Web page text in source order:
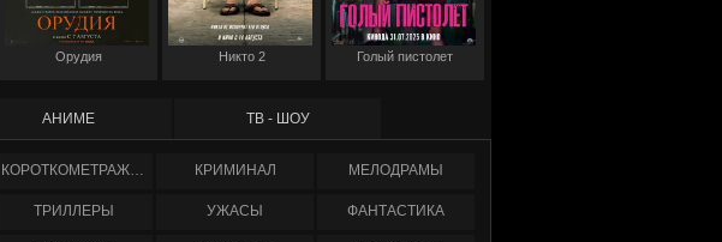
Орудия Никто 2 Голый пистолет
АНИМЕ ТВ - ШОУ
КОРОТКОМЕТРАЖНЫЕ КРИМИНАЛ МЕЛОДРАМЫ
ТРИЛЛЕРЫ УЖАСЫ ФАНТАСТИКА